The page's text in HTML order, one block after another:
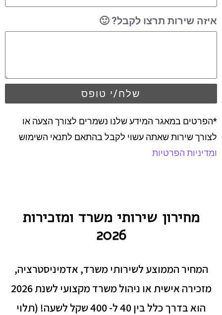
איזה שירות תרצו לקבל? 🙂
שלח/י טופס
*הפרטים במאגר המידע שלנו נשמרים לצורך הצעה או
לצורך שירות שאתה עשוי לקבל בהתאם לתנאי השימוש
ומדיניות הפרטיות
מחירון שירותי משרד ומזכירות
2026
המחיר הממוצע לשירותי משרד, אדמיניסטרציה,
מזכירה אישית או ניהול משרד מקצועי לשנת 2026
הוא בדרך כלל בין 40 ל- 400 שקל לשעה! (תלוי